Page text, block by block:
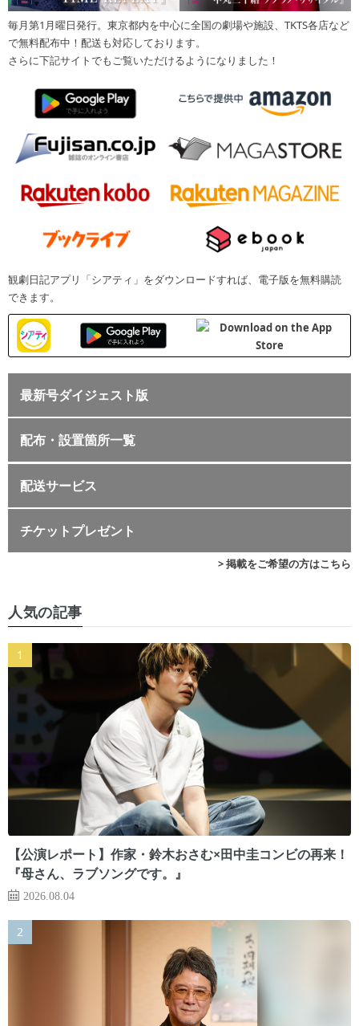
毎月第1月曜日発行。東京都内を中心に全国の劇場や施設、TKTS各店など
で無料配布中！配送も対応しております。
さらに下記サイトでもご覧いただけるようになりました！
観劇日記アプリ「シアティ」をダウンロードすれば、電子版を無料購読
できます。
最新号ダイジェスト版
配布・設置箇所一覧
配送サービス
チケットプレゼント
> 掲載をご希望の方はこちら
人気の記事
【公演レポート】作家・鈴木おさむ×田中圭コンビの再来！
『母さん、ラブソングです。』
2026.08.04